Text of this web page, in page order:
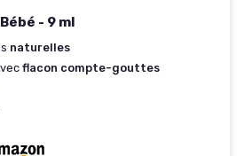
- 9 ml
naturelles
flacon compte-gouttes